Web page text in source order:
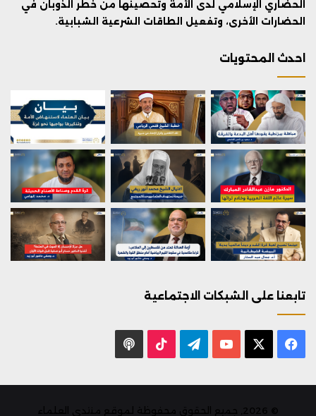
الحضاري الإسلامي لدى الأمة وتحصينها من خطر الذوبان في
الحضارات الأخرى، وتفعيل الطاقات الشرعية الشبابية.
احدث المحتويات
تابعنا على الشبكات الاجتماعية
فيسبوك يوتيوب تيلقرام ‫TikTok
© 2026, جميع الحقوق محفوظة لموقع منتدى العلماء